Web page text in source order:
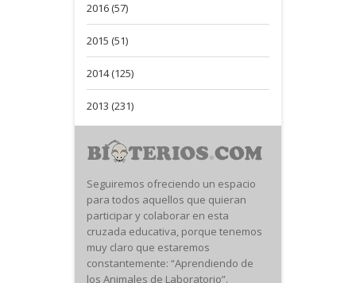
2016 (57)
2015 (51)
2014 (125)
2013 (231)
Seguiremos ofreciendo un espacio
para todos aquellos que quieran
participar y colaborar en esta
cruzada educativa, porque tenemos
muy claro que estaremos
constantemente: “Aprendiendo de
los Animales de Laboratorio”.